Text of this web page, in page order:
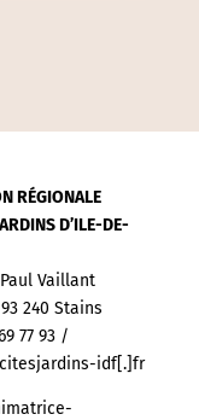
RÉGIONALE
D’ILE-DE-
Vaillant
240 Stains
77 93 /
idf[.]fr